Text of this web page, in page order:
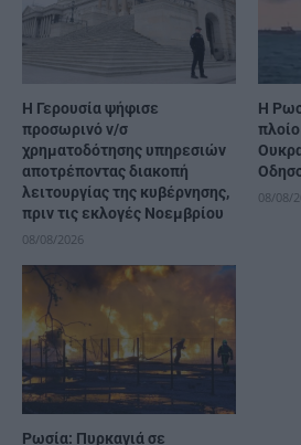
Η Γερουσία ψήφισε
προσωρινό ν/σ
χρηματοδότησης υπηρεσιών
αποτρέποντας διακοπή
λειτουργίας της κυβέρνησης,
πριν τις εκλογές Νοεμβρίου
08/08/2026
Η
08/08/
Ρωσία: Πυρκαγιά σε